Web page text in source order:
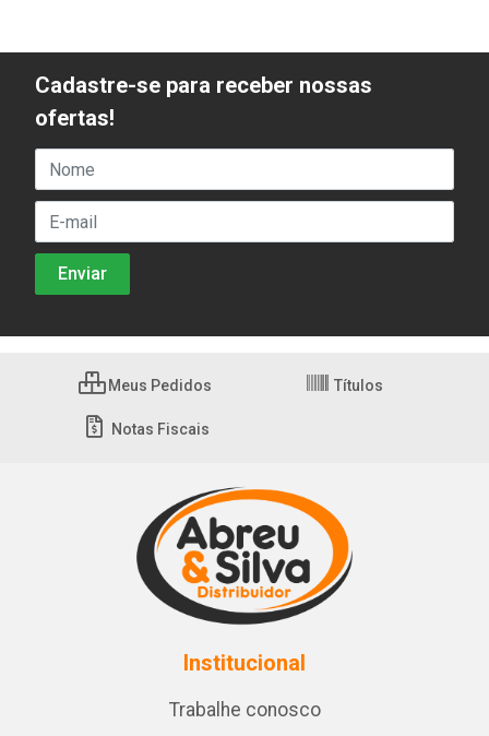
Cadastre-se para receber nossas
ofertas!
Meus Pedidos Títulos
Notas Fiscais
Institucional
Trabalhe conosco